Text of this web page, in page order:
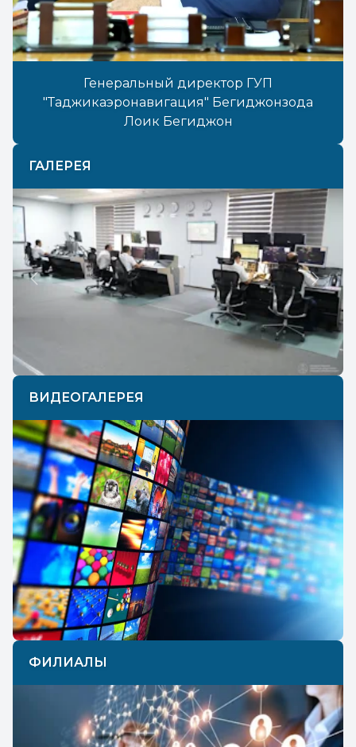
Генеральный директор ГУП
"Таджикаэронавигация" Бегиджонзода
Лоик Бегиджон
ГАЛЕРЕЯ
Previous Next
ВИДЕОГАЛЕРЕЯ
ФИЛИАЛЫ